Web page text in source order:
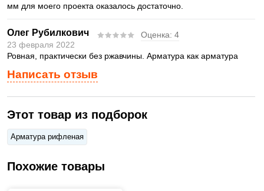
Написать отзыв
мм для моего проекта оказалось достаточно.
Олег Рубилкович Оценка: 4
23 февраля 2022
Ровная, практически без ржавчины. Арматура как арматура
Этот товар из подборок
Арматура рифленая
Похожие товары